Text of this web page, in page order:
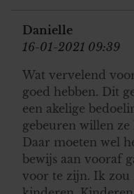
Danielle
16-01-2021 09:39
Wat vervelend
goed hebben. Dit
een akelige
gebeuren willen
Daar moeten wel
bewijs aan vooraf
voor te zijn. Ik zou